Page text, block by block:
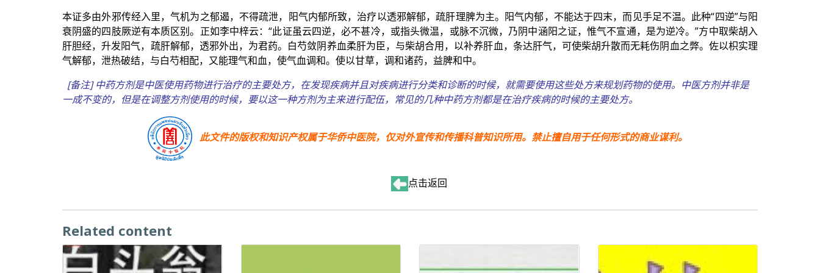
本证多由外邪传经入里，气机为之郁遏，不得疏泄，阳气内郁所致，治疗以透邪解郁，疏肝理脾为主。阳气内郁，不能达于四末，而见手足不温。此种“四逆”与阳
衰阴盛的四肢厥逆有本质区别。正如李中梓云：“此证虽云四逆，必不甚冷，或指头微温，或脉不沉微，乃阴中涵阳之证，惟气不宣通，是为逆冷。”方中取柴胡入
肝胆经，升发阳气，疏肝解郁，透邪外出，为君药。白芍敛阴养血柔肝为臣，与柴胡合用，以补养肝血，条达肝气，可使柴胡升散而无耗伤阴血之弊。佐以枳实理
气解郁，泄热破结，与白芍相配，又能理气和血，使气血调和。使以甘草，调和诸药，益脾和中。
[备注] 中药方剂是中医使用药物进行治疗的主要处方，在发现疾病并且对疾病进行分类和诊断的时候，就需要使用这些处方来规划药物的使用。中医方剂并非是
一成不变的，但是在调整方剂使用的时候，要以这一种方剂为主来进行配伍，常见的几种中药方剂都是在治疗疾病的时候的主要处方。
此文件的版权和知识产权属于华侨中医院， 仅对外宣传和传播科普知识所用。禁止擅自用于任何形式的商业谋利。
点击返回
Related content